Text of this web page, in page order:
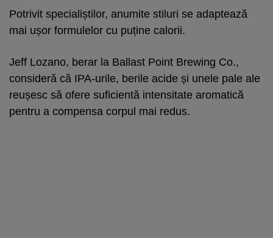
Potrivit specialiștilor, anumite stiluri se adaptează
mai ușor formulelor cu puține calorii.
Jeff Lozano, berar la Ballast Point Brewing Co.,
consideră că IPA-urile, berile acide și unele pale ale
reușesc să ofere suficientă intensitate aromatică
pentru a compensa corpul mai redus.